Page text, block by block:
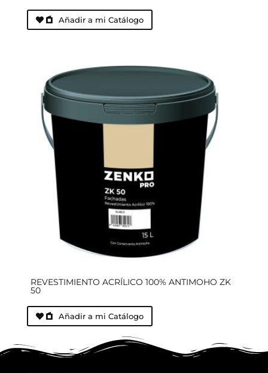
Añadir a mi Catálogo
REVESTIMIENTO ACRÍLICO 100% ANTIMOHO ZK
50
Añadir a mi Catálogo